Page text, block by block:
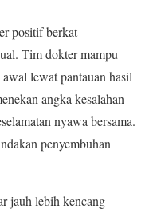
positif berkat
Tim dokter mampu
lewat pantauan hasil
angka kesalahan
nyawa bersama.
penyembuhan
jauh lebih kencang